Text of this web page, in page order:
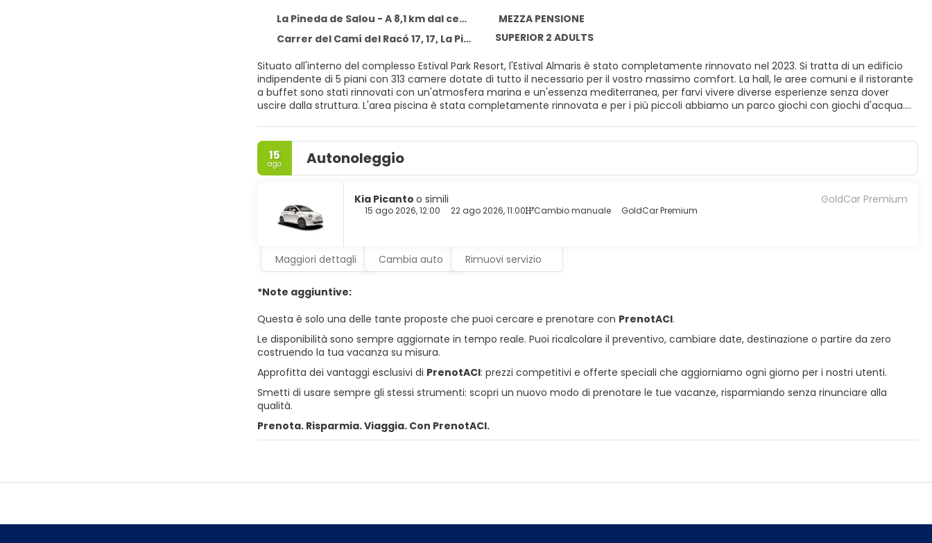
La Pineda de Salou - A 8,1 km dal centro
MEZZA PENSIONE
Carrer del Camí del Racó 17, 17, La Pineda de Salou 43481
SUPERIOR 2 ADULTS
Situato all'interno del complesso Estival Park Resort, l'Estival Almaris è stato completamente rinnovato nel 2023. Si tratta di un edificio
indipendente di 5 piani con 313 camere dotate di tutto il necessario per il vostro massimo comfort. La hall, le aree comuni e il ristorante
a buffet sono stati rinnovati con un'atmosfera marina e un'essenza mediterranea, per farvi vivere diverse esperienze senza dover
uscire dalla struttura. L'area piscina è stata completamente rinnovata e per i più piccoli abbiamo un parco giochi con giochi d'acqua.
Mediterraneo sullo sfondo. *** Il rooftop sarà chiuso dal 29/09/2024 al 12/05/2025 ***
15
ago Autonoleggio
Kia Picanto o simili
15 ago 2026, 12:00 22 ago 2026, 11:00 Cambio manuale GoldCar Premium
GoldCar Premium
Maggiori dettagli Cambia auto Rimuovi servizio
*Note aggiuntive:
Questa è solo una delle tante proposte che puoi cercare e prenotare con PrenotACI.
Le disponibilità sono sempre aggiornate in tempo reale. Puoi ricalcolare il preventivo, cambiare date, destinazione o partire da zero
costruendo la tua vacanza su misura.
Approfitta dei vantaggi esclusivi di PrenotACI: prezzi competitivi e offerte speciali che aggiorniamo ogni giorno per i nostri utenti.
Smetti di usare sempre gli stessi strumenti: scopri un nuovo modo di prenotare le tue vacanze, risparmiando senza rinunciare alla
qualità.
Prenota. Risparmia. Viaggia. Con PrenotACI.